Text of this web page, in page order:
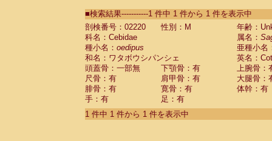
CebidaeSaguinus labiatus(0)
Cebidae Saguinus leucopus (0)
Cebidae
Cebidae
CebidaeSaguinus nigricollis (0)
Cebidae Saguinus oedipus
Cebidae Saguinus weddelli
Cebidae Saguinusspp.
Cebidae Aotus trivirgatus
Cebidae Cebus albifrons
■検索結果-----------1 件中 1 件から 1 件を表示中
剖検番号：02220
性別：M
年齢：
科名：Cebidae
属名：
種小名： oedipus
亜種小名
和名：ワタボウシパンシェ
英名：
頭蓋骨：一部無
下顎骨：有
上腕骨：
尺骨：有
肩甲骨：有
大腿骨：
腓骨：有
寛骨：有
体幹：有
手：有
足：有
1 件中 1 件から 1 件を表示中